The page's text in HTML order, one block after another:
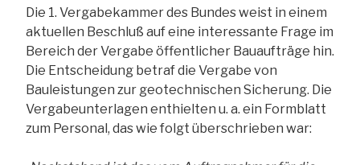
Die 1. Vergabekammer des Bundes weist in einem
aktuellen Beschluß auf eine interessante Frage im
Bereich der Vergabe öffentlicher Bauaufträge hin.
Die Entscheidung betraf die Vergabe von
Bauleistungen zur geotechnischen Sicherung. Die
Vergabeunterlagen enthielten u. a. ein Formblatt
zum Personal, das wie folgt überschrieben war: